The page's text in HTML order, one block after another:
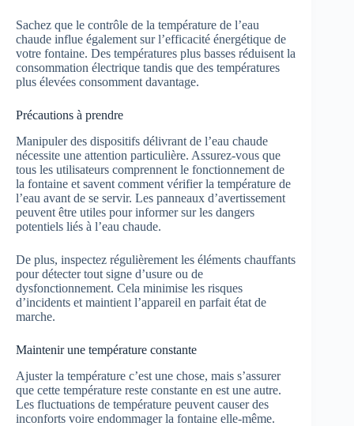
Sachez que le contrôle de la température de l’eau
chaude influe également sur l’efficacité énergétique de
votre fontaine. Des températures plus basses réduisent la
consommation électrique tandis que des températures
plus élevées consomment davantage.
Précautions à prendre
Manipuler des dispositifs délivrant de l’eau chaude
nécessite une attention particulière. Assurez-vous que
tous les utilisateurs comprennent le fonctionnement de
la fontaine et savent comment vérifier la température de
l’eau avant de se servir. Les panneaux d’avertissement
peuvent être utiles pour informer sur les dangers
potentiels liés à l’eau chaude.
De plus, inspectez régulièrement les éléments chauffants
pour détecter tout signe d’usure ou de
dysfonctionnement. Cela minimise les risques
d’incidents et maintient l’appareil en parfait état de
marche.
Maintenir une température constante
Ajuster la température c’est une chose, mais s’assurer
que cette température reste constante en est une autre.
Les fluctuations de température peuvent causer des
inconforts voire endommager la fontaine elle-même.